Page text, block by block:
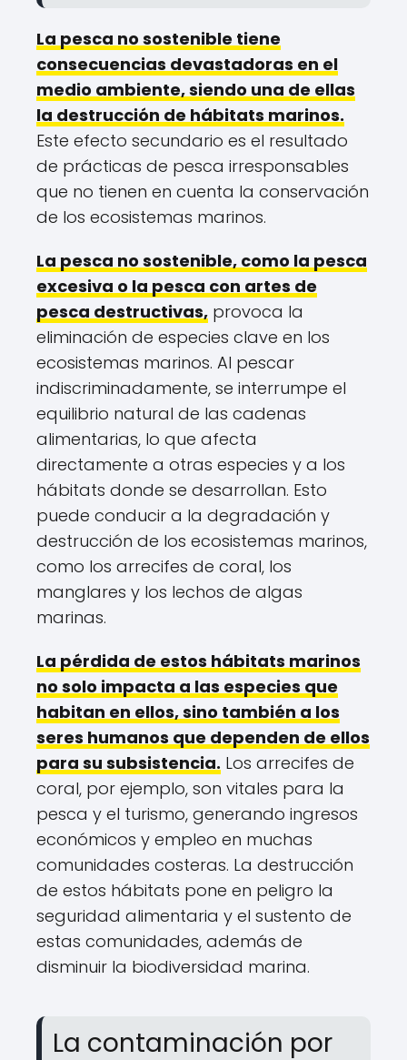
La pesca no sostenible tiene
consecuencias devastadoras en el
medio ambiente, siendo una de ellas
la destrucción de hábitats marinos.
Este efecto secundario es el resultado
de prácticas de pesca irresponsables
que no tienen en cuenta la conservación
de los ecosistemas marinos.
La pesca no sostenible, como la pesca
excesiva o la pesca con artes de
pesca destructivas, provoca la
eliminación de especies clave en los
ecosistemas marinos. Al pescar
indiscriminadamente, se interrumpe el
equilibrio natural de las cadenas
alimentarias, lo que afecta
directamente a otras especies y a los
hábitats donde se desarrollan. Esto
puede conducir a la degradación y
destrucción de los ecosistemas marinos,
como los arrecifes de coral, los
manglares y los lechos de algas
marinas.
La pérdida de estos hábitats marinos
no solo impacta a las especies que
habitan en ellos, sino también a los
seres humanos que dependen de ellos
para su subsistencia. Los arrecifes de
coral, por ejemplo, son vitales para la
pesca y el turismo, generando ingresos
económicos y empleo en muchas
comunidades costeras. La destrucción
de estos hábitats pone en peligro la
seguridad alimentaria y el sustento de
estas comunidades, además de
disminuir la biodiversidad marina.
La contaminación por